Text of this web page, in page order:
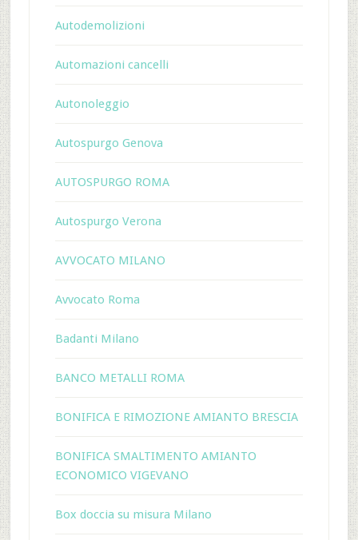
Autodemolizioni
Automazioni cancelli
Autonoleggio
Autospurgo Genova
AUTOSPURGO ROMA
Autospurgo Verona
AVVOCATO MILANO
Avvocato Roma
Badanti Milano
BANCO METALLI ROMA
BONIFICA E RIMOZIONE AMIANTO BRESCIA
BONIFICA SMALTIMENTO AMIANTO
ECONOMICO VIGEVANO
Box doccia su misura Milano